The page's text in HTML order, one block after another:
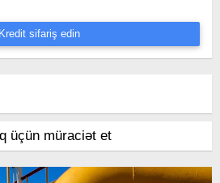
Kredit sifariş edin
üçün müraciət et